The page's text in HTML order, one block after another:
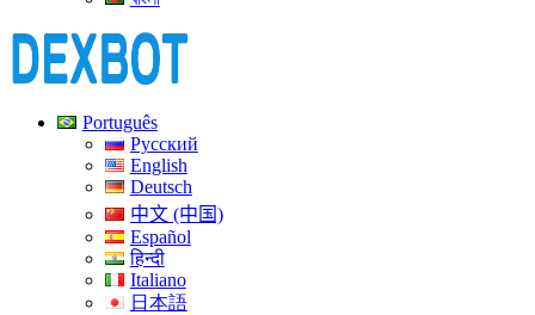
Português
Русский
English
Deutsch
中文 (中国)
Español
हिन्दी
Italiano
日本語